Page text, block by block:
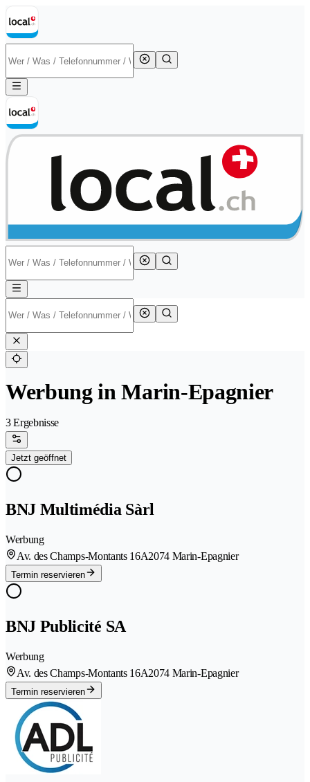
Werbung in Marin-Epagnier
3 Ergebnisse
Jetzt geöffnet
BNJ Multimédia Sàrl
Werbung
Av. des Champs-Montants 16A2074 Marin-Epagnier
Termin reservieren
BNJ Publicité SA
Werbung
Av. des Champs-Montants 16A2074 Marin-Epagnier
Termin reservieren